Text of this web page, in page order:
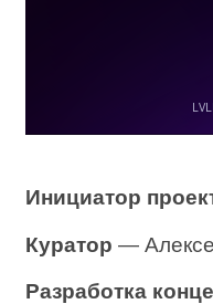
Инициатор
Куратор —
Разработка